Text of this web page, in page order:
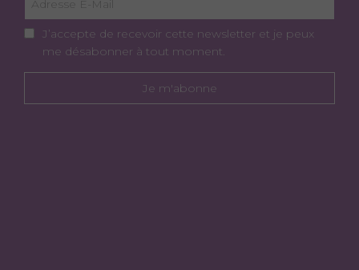
J’accepte de recevoir cette newsletter et je peux
me désabonner à tout moment.
Je m'abonne